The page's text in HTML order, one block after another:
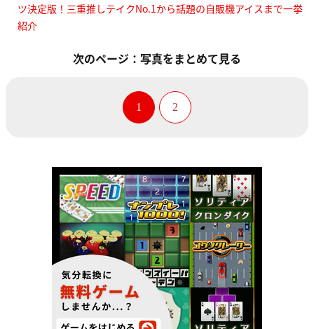
ツ決定版！三重推しテイクNo.1から話題の自販機アイスまで一挙
紹介
次のページ：写真をまとめて見る
1 2